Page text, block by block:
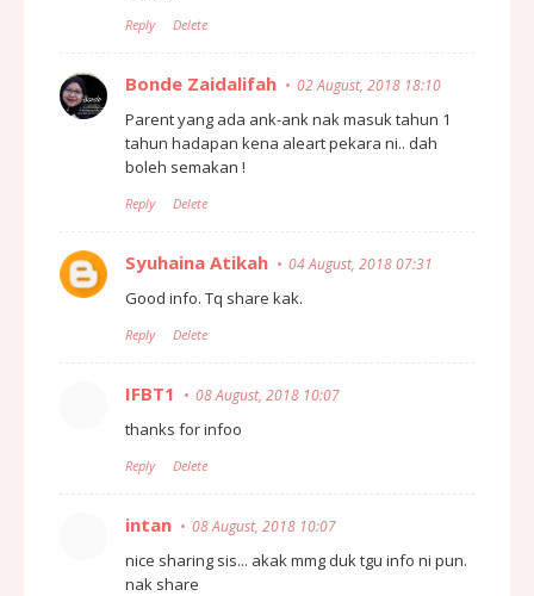
Reply Delete
Bonde Zaidalifah 02 August, 2018 18:10
Parent yang ada ank-ank nak masuk tahun 1
tahun hadapan kena aleart pekara ni.. dah
boleh semakan !
Reply Delete
Syuhaina Atikah 04 August, 2018 07:31
Good info. Tq share kak.
Reply Delete
IFBT1 08 August, 2018 10:07
thanks for infoo
Reply Delete
intan 08 August, 2018 10:07
nice sharing sis... akak mmg duk tgu info ni pun.
nak share